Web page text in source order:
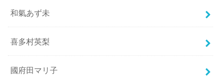
和氣あず未
喜多村英梨
國府田マリ子